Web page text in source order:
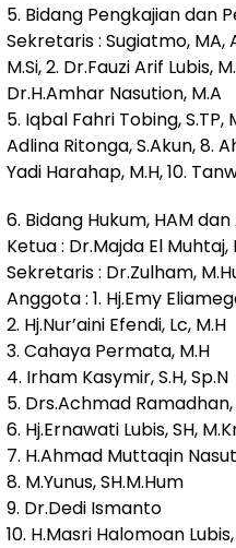
5. Bidang Pengkajian dan
Sekretaris : Sugiatmo, MA,
M.Si, 2. Dr.Fauzi Arif Lubis,
Dr.H.Amhar Nasution, M.A
5. Iqbal Fahri Tobing, S.TP,
Adlina Ritonga, S.Akun, 8.
Yadi Harahap, M.H, 10.
6. Bidang Hukum, HAM
Ketua : Dr.Majda El Muhtaj,
Sekretaris : Dr.Zulham,
Anggota : 1. Hj.Emy
2. Hj.Nur’aini Efendi, Lc, M.H
3. Cahaya Permata, M.H
4. Irham Kasymir, S.H, Sp.N
5. Drs.Achmad Ramadhan,
6. Hj.Ernawati Lubis, SH,
7. H.Ahmad Muttaqin
8. M.Yunus, SH.M.Hum
9. Dr.Dedi Ismanto
10. H.Masri Halomoan